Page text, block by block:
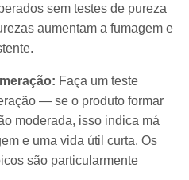
sem testes de pureza
aumentam a fumagem e
Faça um teste
— se o produto formar
moderada, isso indica má
e uma vida útil curta. Os
são particularmente